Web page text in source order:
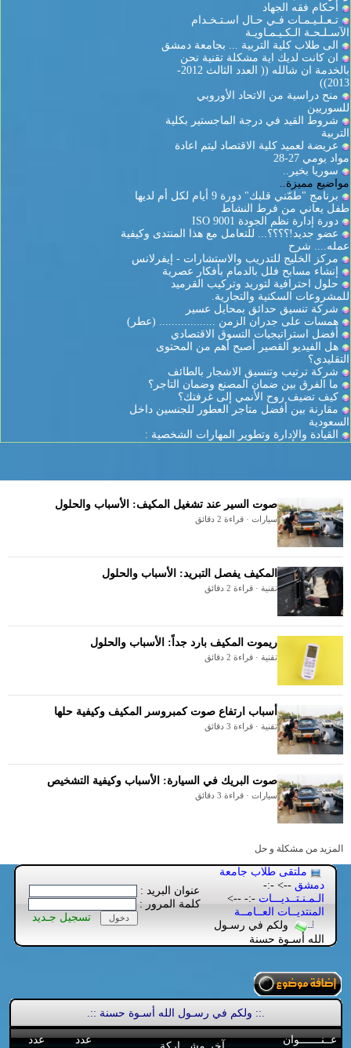
أحكام فقه الجهاد
تـعـلـيـمـات فـي حـال اسـتـخـدام
الآسـلـحـة الـكـيـمـاويـة
الى طلاب كلية التربية ... بجامعة دمشق
ان كانت لديك اية مشكلة تقنية نحن
بالخدمة ان شالله (( العدد الثالث 2012-
2013))
منح دراسية من الاتحاد الأوروبي
للسوريين
شروط القيد في درجة الماجستير بكلية
التربية
عريضة لعميد كلية الاقتصاد ليتم اعادة
مواد يومي 27-28
سوريا بخير..
مواضيع مميزة..
برنامج "طمّني قلبك" دورة 9 أيام لكل أم لديها
طفل يعاني من فرط النشاط
دورة إدارة نظم الجودة ISO 9001
عضو جديد!؟؟؟؟... للتعامل مع هذا المنتدى وكيفية
عمله.... شرح
مركز الخليج للتدريب والاستشارات - إيفرلانس
إنشاء مسابح فلل بالدمام بأفكار عصرية
حلول احترافية لتوريد وتركيب القرميد
للمشروعات السكنية والتجارية.
شركة تنسيق حدائق بمحايل عسير
همسات على جدران الزمن .................. (عطر)
أفضل استراتيجيات التسوق الاقتصادي
هل الفيديو القصير أصبح أهم من المحتوى
التقليدي؟
شركة ترتيب وتنسيق الاشجار بالطائف
ما الفرق بين ضمان المصنع وضمان التاجر؟
كيف تضيف روح الأنمي إلى غرفتك؟
مقارنة بين أفضل متاجر العطور للجنسين داخل
السعودية
القيادة والإدارة وتطوير المهارات الشخصية :
صوت السير عند تشغيل المكيف: الأسباب والحلول
سيارات · قراءة 2 دقائق
المكيف يفصل التبريد: الأسباب والحلول
تقنية · قراءة 2 دقائق
ريموت المكيف بارد جداً: الأسباب والحلول
تقنية · قراءة 2 دقائق
أسباب ارتفاع صوت كمبروسر المكيف وكيفية حلها
تقنية · قراءة 3 دقائق
صوت البريك في السيارة: الأسباب وكيفية التشخيص
سيارات · قراءة 3 دقائق
المزيد من مشكلة و حل
ملتقى طلاب جامعة
دمشق --> -:-
الـمـنـتــديـــات -:- -->
المنتديــات العــامــة
ولكم في رسـول
الله أسـوة حسنة
عنوان البريد :
كلمة المرور :
تسجيل جـديد
.:: ولكم في رسـول الله أسـوة حسنة ::.
عــنـــــــوان
عدد
عدد